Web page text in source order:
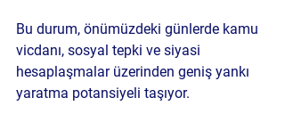
Bu durum, önümüzdeki günlerde kamu
vicdanı, sosyal tepki ve siyasi
hesaplaşmalar üzerinden geniş yankı
yaratma potansiyeli taşıyor.